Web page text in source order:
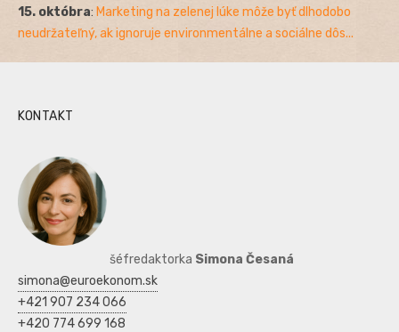
15. októbra: Marketing na zelenej lúke môže byť dlhodobo
neudržateľný, ak ignoruje environmentálne a sociálne dôs...
KONTAKT
šéfredaktorka Simona Česaná
simona@euroekonom.sk
+421 907 234 066
+420 774 699 168